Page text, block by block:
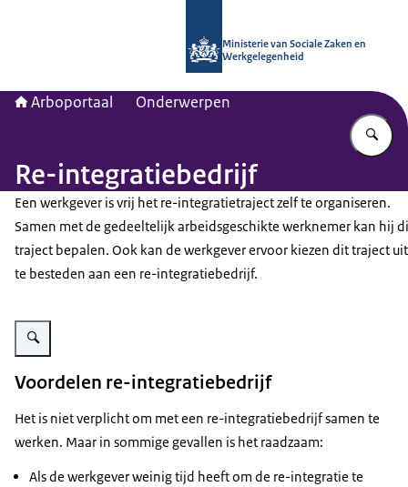
Ministerie van Sociale Zaken en
Werkgelegenheid
Arboportaal Onderwerpen
Re-integratiebedrijf
Een werkgever is vrij het re-integratietraject zelf te organiseren.
Samen met de gedeeltelijk arbeidsgeschikte werknemer kan hij
traject bepalen. Ook kan de werkgever ervoor kiezen dit traject uit
te besteden aan een re-integratiebedrijf.
Vergroot afbeelding Re-integratiebedrijf
Voordelen re-integratiebedrijf
Het is niet verplicht om met een re-integratiebedrijf samen te
werken. Maar in sommige gevallen is het raadzaam:
Als de werkgever weinig tijd heeft om de re-integratie te